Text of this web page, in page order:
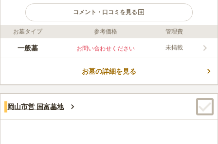
コメント・口コミを見る
ライフドット編集部のコメント
薬局や飲食店、郵便局などの近くにある市営墓地です。 利便性
ぶことができます。 「池の内大池湖畔公園」が近くにあり、散
口コミ評価
この霊園はまだ誰からも評価されていません。
お墓タイプ 参考価格 管理費
一般墓 お問い合わせください 未掲載
お墓の詳細を見る
岡山市営 国富墓地